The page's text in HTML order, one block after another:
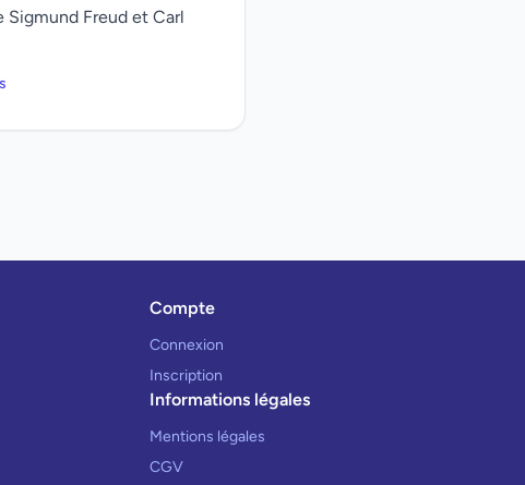
Sigmund Freud et Carl
Compte
Connexion
Inscription
Informations légales
Mentions légales
CGV